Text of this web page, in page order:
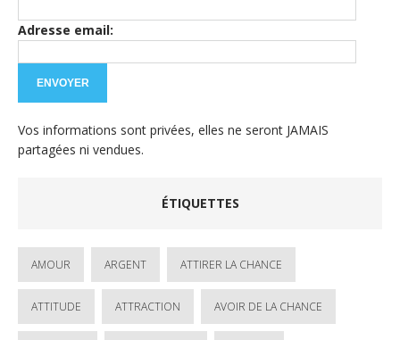
Adresse email:
Vos informations sont privées, elles ne seront JAMAIS
partagées ni vendues.
ÉTIQUETTES
AMOUR ARGENT ATTIRER LA CHANCE
ATTITUDE ATTRACTION AVOIR DE LA CHANCE